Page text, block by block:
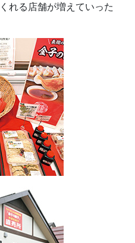
れる店舗が増えていった